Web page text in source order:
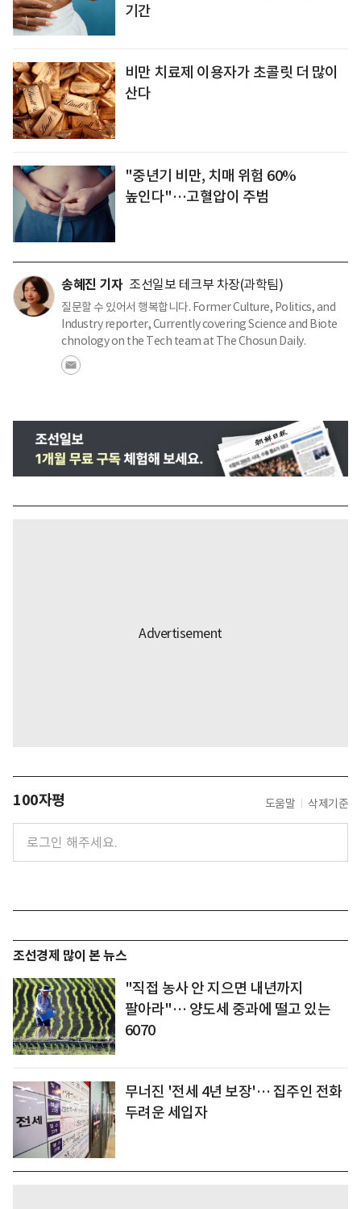
기간
비만 치료제 이용자가 초콜릿 더 많이
산다
"중년기 비만, 치매 위험 60%
높인다"…고혈압이 주범
송혜진 기자 조선일보 테크부 차장(과학팀)
질문할 수 있어서 행복합니다. Former Culture, Politics, and
Industry reporter, Currently covering Science and Biote
chnology on the Tech team at The Chosun Daily.
100자평 도움말 삭제기준
조선경제 많이 본 뉴스
"직접 농사 안 지으면 내년까지
팔아라"… 양도세 중과에 떨고 있는
6070
무너진 '전세 4년 보장'… 집주인 전화
두려운 세입자